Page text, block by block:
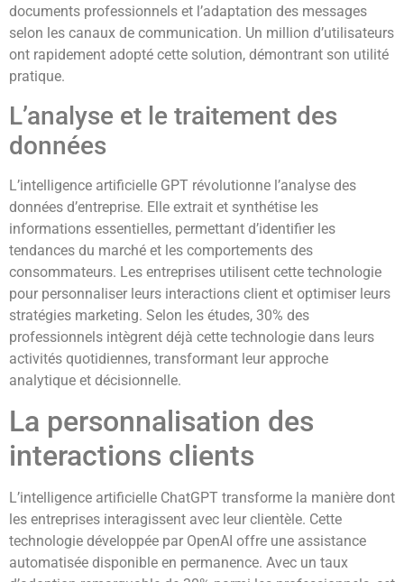
documents professionnels et l’adaptation des messages
selon les canaux de communication. Un million d’utilisateurs
ont rapidement adopté cette solution, démontrant son utilité
pratique.
L’analyse et le traitement des
données
L’intelligence artificielle GPT révolutionne l’analyse des
données d’entreprise. Elle extrait et synthétise les
informations essentielles, permettant d’identifier les
tendances du marché et les comportements des
consommateurs. Les entreprises utilisent cette technologie
pour personnaliser leurs interactions client et optimiser leurs
stratégies marketing. Selon les études, 30% des
professionnels intègrent déjà cette technologie dans leurs
activités quotidiennes, transformant leur approche
analytique et décisionnelle.
La personnalisation des
interactions clients
L’intelligence artificielle ChatGPT transforme la manière dont
les entreprises interagissent avec leur clientèle. Cette
technologie développée par OpenAI offre une assistance
automatisée disponible en permanence. Avec un taux